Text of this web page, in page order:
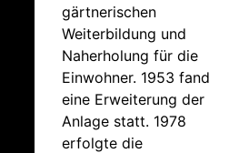
gärtnerischen
Weiterbildung und
Naherholung für die
Einwohner. 1953 fand
eine Erweiterung der
Anlage statt. 1978
erfolgte die